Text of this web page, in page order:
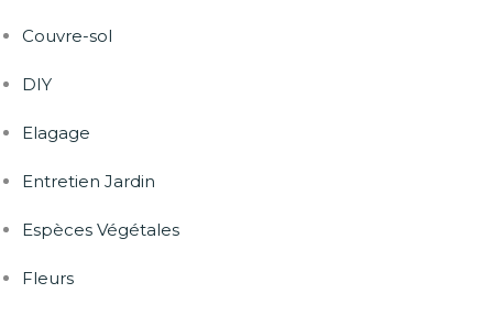
Couvre-sol
DIY
Elagage
Entretien Jardin
Espèces Végétales
Fleurs